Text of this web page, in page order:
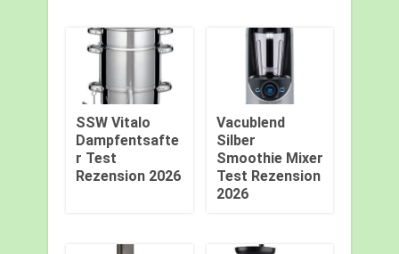
SSW Vitalo
Dampfentsafte
r Test
Rezension 2026
Vacublend
Silber
Smoothie Mixer
Test Rezension
2026